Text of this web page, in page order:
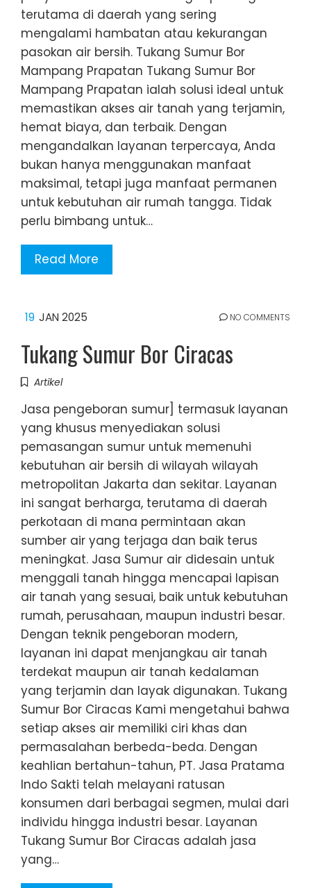
terutama di daerah yang sering
mengalami hambatan atau kekurangan
pasokan air bersih. Tukang Sumur Bor
Mampang Prapatan Tukang Sumur Bor
Mampang Prapatan ialah solusi ideal untuk
memastikan akses air tanah yang terjamin,
hemat biaya, dan terbaik. Dengan
mengandalkan layanan terpercaya, Anda
bukan hanya menggunakan manfaat
maksimal, tetapi juga manfaat permanen
untuk kebutuhan air rumah tangga. Tidak
perlu bimbang untuk…
Read More
19 JAN 2025 NO COMMENTS
Tukang Sumur Bor Ciracas
Artikel
Jasa pengeboran sumur] termasuk layanan
yang khusus menyediakan solusi
pemasangan sumur untuk memenuhi
kebutuhan air bersih di wilayah wilayah
metropolitan Jakarta dan sekitar. Layanan
ini sangat berharga, terutama di daerah
perkotaan di mana permintaan akan
sumber air yang terjaga dan baik terus
meningkat. Jasa Sumur air didesain untuk
menggali tanah hingga mencapai lapisan
air tanah yang sesuai, baik untuk kebutuhan
rumah, perusahaan, maupun industri besar.
Dengan teknik pengeboran modern,
layanan ini dapat menjangkau air tanah
terdekat maupun air tanah kedalaman
yang terjamin dan layak digunakan. Tukang
Sumur Bor Ciracas Kami mengetahui bahwa
setiap akses air memiliki ciri khas dan
permasalahan berbeda-beda. Dengan
keahlian bertahun-tahun, PT. Jasa Pratama
Indo Sakti telah melayani ratusan
konsumen dari berbagai segmen, mulai dari
individu hingga industri besar. Layanan
Tukang Sumur Bor Ciracas adalah jasa
yang…